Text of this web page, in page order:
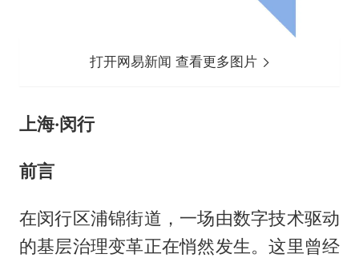
打开网易新闻 查看更多图片
上海·闵行
前言
在闵行区浦锦街道，一场由数字技术驱动
的基层治理变革正在悄然发生。这里曾经